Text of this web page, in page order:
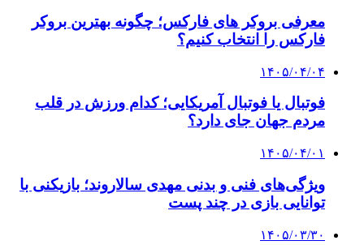
معرفی بروکر های فارکس؛ چگونه بهترین بروکر
فارکس را انتخاب کنیم؟
۱۴۰۵/۰۴/۰۴
فوتبال یا فوتبال آمریکایی؛ کدام ورزش در قلب
مردم جهان جای دارد؟
۱۴۰۵/۰۴/۰۱
ویژگی‌های فنی و بدنی مهدی سالاروند؛ بازیکنی با
توانایی بازی در چند پست
۱۴۰۵/۰۳/۳۰